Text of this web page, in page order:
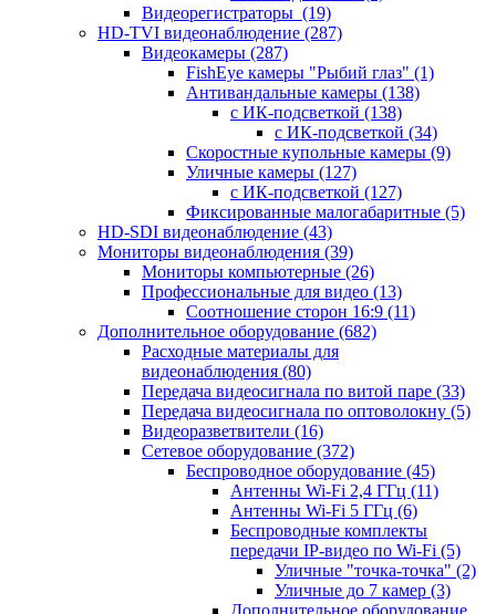
Видеорегистраторы (19)
HD-TVI видеонаблюдение (287)
Видеокамеры (287)
FishEye камеры "Рыбий глаз" (1)
Антивандальные камеры (138)
с ИК-подсветкой (138)
с ИК-подсветкой (34)
Скоростные купольные камеры (9)
Уличные камеры (127)
с ИК-подсветкой (127)
Фиксированные малогабаритные (5)
HD-SDI видеонаблюдение (43)
Мониторы видеонаблюдения (39)
Мониторы компьютерные (26)
Профессиональные для видео (13)
Соотношение сторон 16:9 (11)
Дополнительное оборудование (682)
Расходные материалы для
видеонаблюдения (80)
Передача видеосигнала по витой паре (33)
Передача видеосигнала по оптоволокну (5)
Видеоразветвители (16)
Сетевое оборудование (372)
Беспроводное оборудование (45)
Антенны Wi-Fi 2,4 ГГц (11)
Антенны Wi-Fi 5 ГГц (6)
Беспроводные комплекты
передачи IP-видео по Wi-Fi (5)
Уличные "точка-точка" (2)
Уличные до 7 камер (3)
Дополнительное оборудование